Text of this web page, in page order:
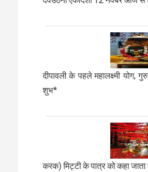
दीपावली के पहले महालक्ष्मी योग,
शुभ*
करक) मिट्टी के पात्र को कहा जाता